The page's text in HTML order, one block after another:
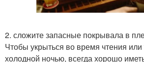
2. сложите запасные покрывала в
Чтобы укрыться во время чтения или
холодной ночью, всегда хорошо